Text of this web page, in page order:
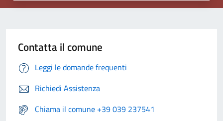
Contatta il comune
Leggi le domande frequenti
Richiedi Assistenza
Chiama il comune +39 039 237541